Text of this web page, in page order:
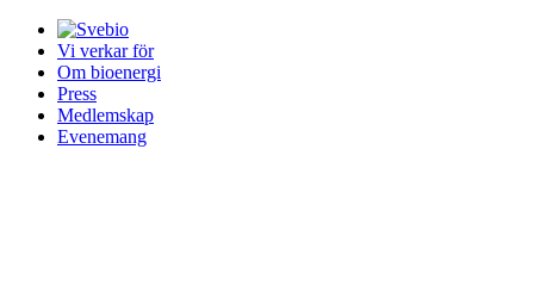
Vi verkar för
Om bioenergi
Press
Medlemskap
Evenemang